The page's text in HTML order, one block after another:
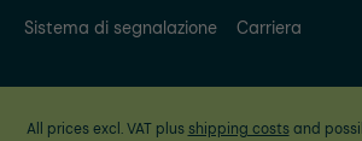
Sistema di segnalazione
Carriera
All prices excl. VAT plus shipping costsand